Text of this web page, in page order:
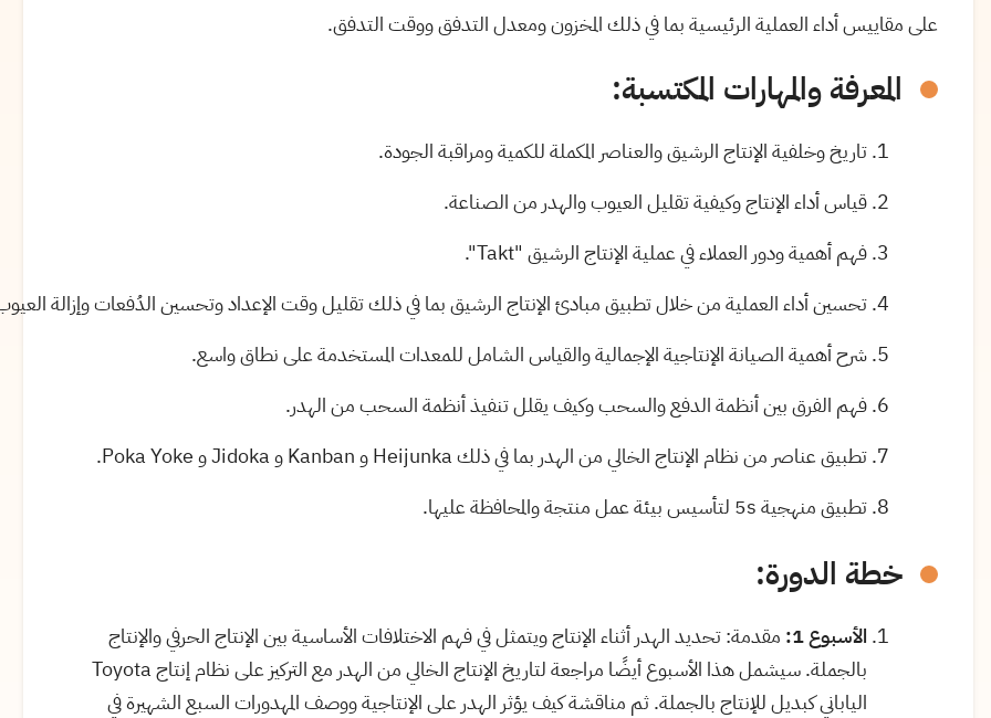
على مقاييس أداء العملية الرئيسية بما في ذلك المخزون ومعدل التدفق ووقت التدفق.
المعرفة والمهارات المكتسبة:
تاريخ وخلفية الإنتاج الرشيق والعناصر المكملة للكمية ومراقبة الجودة.
قياس أداء الإنتاج وكيفية تقليل العيوب والهدر من الصناعة.
فهم أهمية ودور العملاء في عملية الإنتاج الرشيق "Takt
".
تحسين أداء العملية من خلال تطبيق مبادئ الإنتاج الرشيق بما في ذلك تقليل وقت الإعداد وتحسين الدُفعات وإزالة
شرح أهمية الصيانة الإنتاجية الإجمالية والقياس الشامل للمعدات المستخدمة على نطاق واسع.
فهم الفرق بين أنظمة الدفع والسحب وكيف يقلل تنفيذ أنظمة السحب من الهدر.
تطبيق عناصر من نظام الإنتاج الخالي من الهدر بما في ذلكHeijunkaوKanbanوJidokaوPoka Yoke
.
تطبيق منهجية 5s لتأسيس بيئة عمل منتجة والمحافظة عليها.
خطة الدورة:
الأسبوع 1:
مقدمة: تحديد الهدر أثناء الإنتاج ويتمثل في فهم الاختلافات الأساسية بين الإنتاج الحرفي والإنتاج
بالجملة. سيشمل هذا الأسبوع أيضًا مراجعة لتاريخ الإنتاج الخالي من الهدر مع التركيز على نظام إنتاجToyota
الياباني كبديل للإنتاج بالجملة. ثم مناقشة كيف يؤثر الهدر على الإنتاجية ووصف المهدورات السبع الشهيرة في